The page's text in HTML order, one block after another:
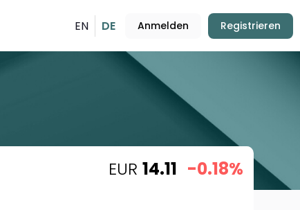
EN DE Anmelden Registrieren
EUR 14.11 -0.18%